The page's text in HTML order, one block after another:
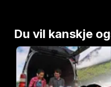
Du vil kanskje